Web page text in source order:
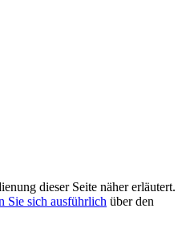
dieser Seite näher erläutert.
Sie sich ausführlich über den